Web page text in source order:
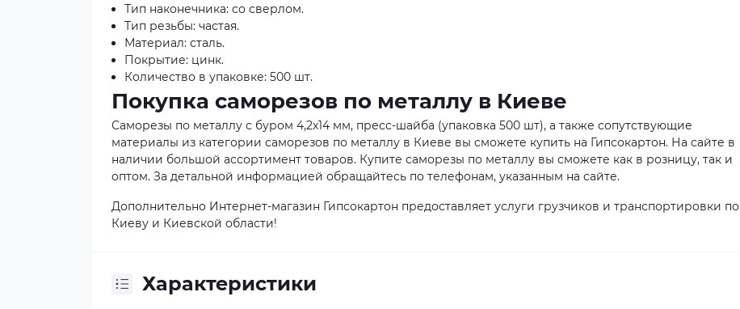
Тип наконечника: со сверлом.
Тип резьбы: частая.
Материал: сталь.
Покрытие: цинк.
Количество в упаковке: 500 шт.
Покупка саморезов по металлу в Киеве
Саморезы по металлу с буром 4,2x14 мм, пресс-шайба (упаковка 500 шт), а также сопутствующие
материалы из категории саморезов по металлу в Киеве вы сможете купить на Гипсокартон. На сайте в
наличии большой ассортимент товаров. Купите саморезы по металлу вы сможете как в розницу, так и
оптом. За детальной информацией обращайтесь по телефонам, указанным на сайте.
Дополнительно Интернет-магазин Гипсокартон предоставляет услуги грузчиков и транспортировки по
Киеву и Киевской области!
Характеристики